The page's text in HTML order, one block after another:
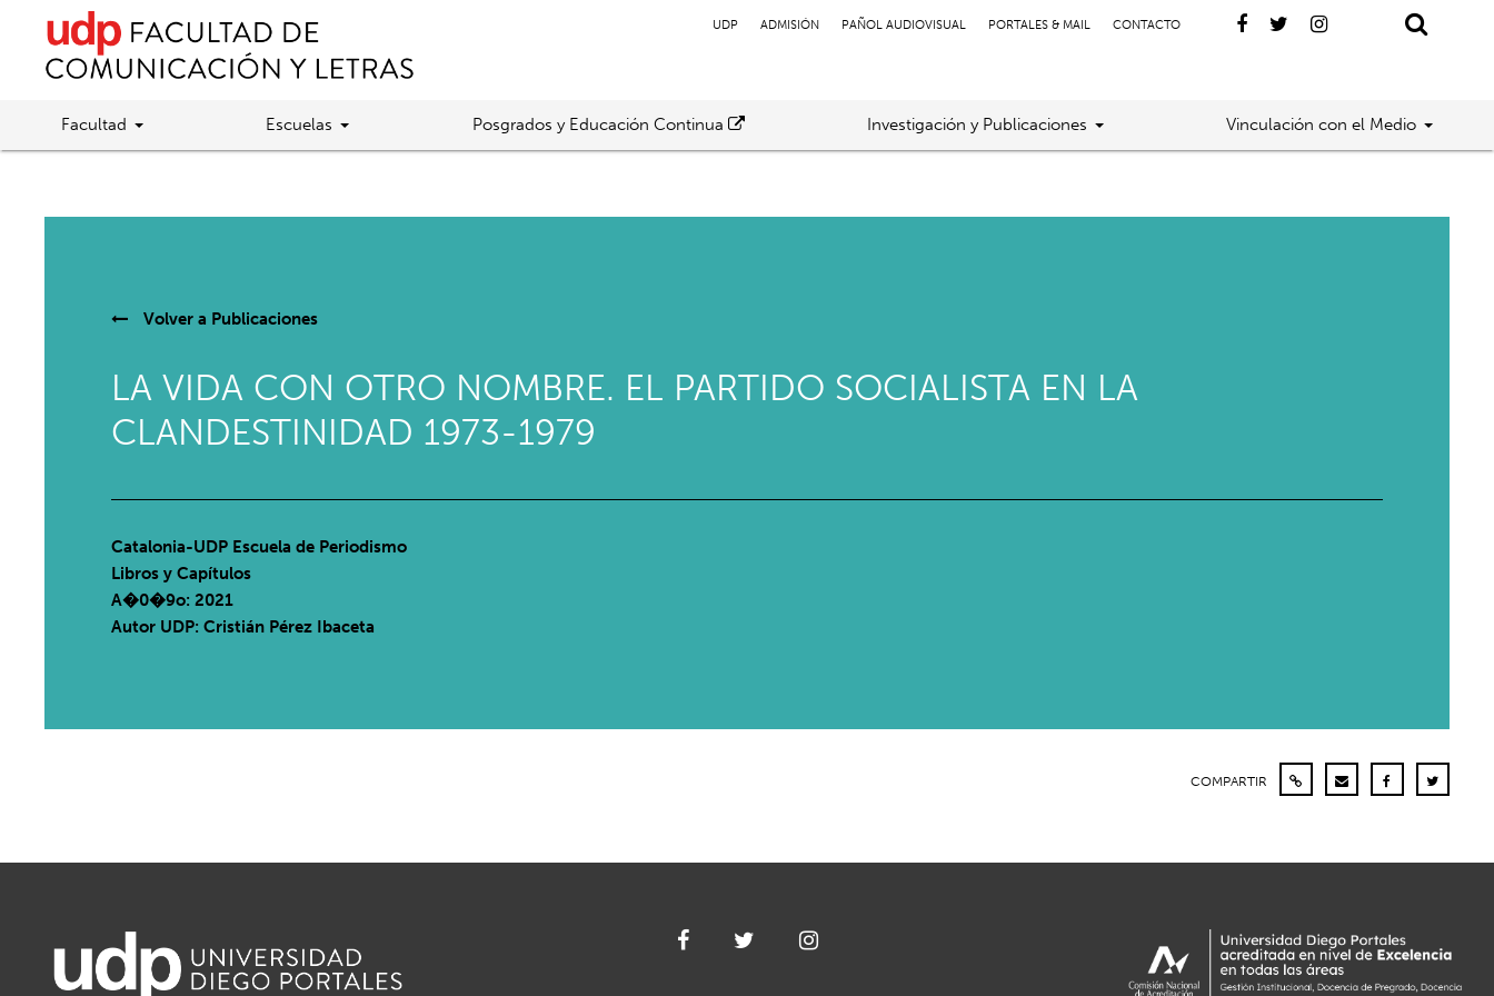
UDP ADMISIÓN PAÑOL AUDIOVISUAL PORTALES & MAIL CONTACTO
Facultad Escuelas Posgrados y Educación Continua Investigación y Publicaciones Vinculación con el Medio
Volver a Publicaciones
LA VIDA CON OTRO NOMBRE. EL PARTIDO SOCIALISTA EN LA
CLANDESTINIDAD 1973-1979
Catalonia-UDP Escuela de Periodismo
Libros y Capítulos
A�0�9o: 2021
Autor UDP:Cristián Pérez Ibaceta
COMPARTIR